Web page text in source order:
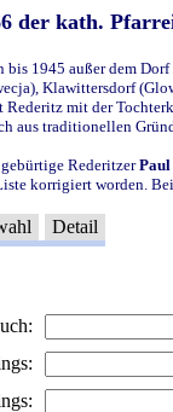
der kath.
bis 1945 außer dem
Klawittersdorf
mit der
aus traditionellen
Rederitzer
korrigiert worden.
Detail